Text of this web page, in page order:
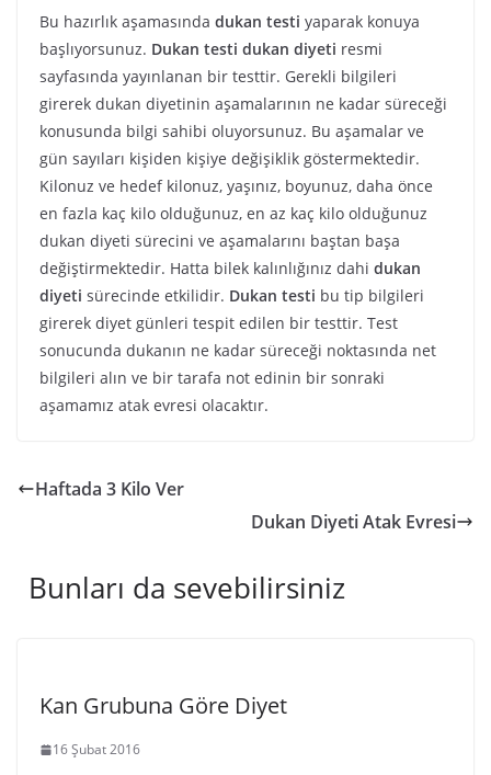
Bu hazırlık aşamasında dukan testi yaparak konuya
başlıyorsunuz. Dukan testi dukan diyeti resmi
sayfasında yayınlanan bir testtir. Gerekli bilgileri
girerek dukan diyetinin aşamalarının ne kadar süreceği
konusunda bilgi sahibi oluyorsunuz. Bu aşamalar ve
gün sayıları kişiden kişiye değişiklik göstermektedir.
Kilonuz ve hedef kilonuz, yaşınız, boyunuz, daha önce
en fazla kaç kilo olduğunuz, en az kaç kilo olduğunuz
dukan diyeti sürecini ve aşamalarını baştan başa
değiştirmektedir. Hatta bilek kalınlığınız dahi dukan
diyeti sürecinde etkilidir. Dukan testi bu tip bilgileri
girerek diyet günleri tespit edilen bir testtir. Test
sonucunda dukanın ne kadar süreceği noktasında net
bilgileri alın ve bir tarafa not edinin bir sonraki
aşamamız atak evresi olacaktır.
Haftada 3 Kilo Ver
Dukan Diyeti Atak Evresi
Bunları da sevebilirsiniz
Kan Grubuna Göre Diyet
16 Şubat 2016